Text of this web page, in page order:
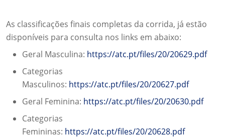
As classificações finais completas da corrida, já estão
disponíveis para consulta nos links em abaixo:
Geral Masculina: https://atc.pt/files/20/20629.pdf
Categorias
Masculinos: https://atc.pt/files/20/20627.pdf
Geral Feminina: https://atc.pt/files/20/20630.pdf
Categorias
Femininas: https://atc.pt/files/20/20628.pdf